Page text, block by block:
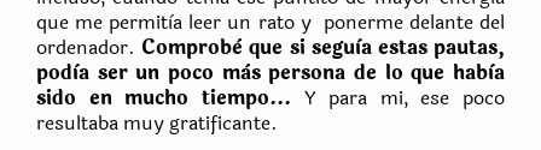
que me permitìa leer un rato y ponerme delante del
ordenador. Comprobè que si seguìa estas pautas,
podìa ser un poco màs persona de lo que habìa
sido en mucho tiempo... Y para mi, ese poco
resultaba muy gratificante.